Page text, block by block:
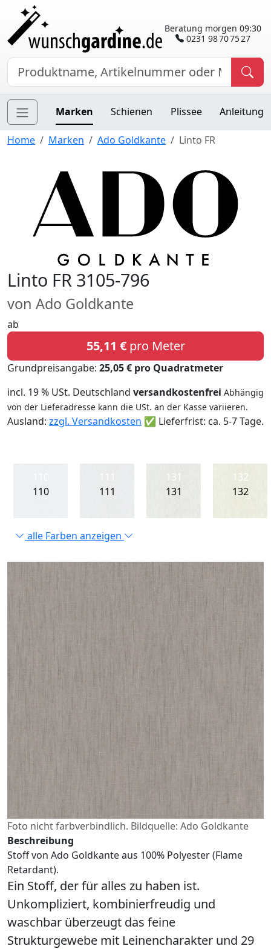
Beratung morgen 09:30
0231 98 70 75 27
Marken Schienen Plissee Anleitung
Home Marken Ado Goldkante Linto FR
Linto FR 3105-796
von Ado Goldkante
ab
55,11 €pro Meter
Grundpreisangabe: 25,05 € pro Quadratmeter
incl. 19 % USt. Deutschland versandkostenfrei Abhängig
von der Lieferadresse kann die USt. an der Kasse variieren.
Ausland: zzgl. Versandkosten ✅ Lieferfrist: ca. 5-7 Tage.
110
111
131
131
132
132
alle Farben anzeigen
Foto nicht farbverbindlich. Bildquelle: Ado Goldkante
Beschreibung
Stoff von Ado Goldkante aus 100% Polyester (Flame
Retardant).
Ein Stoff, der für alles zu haben ist.
Unkompliziert, kombinierfreudig und
waschbar überzeugt das feine
Strukturgewebe mit Leinencharakter und 29